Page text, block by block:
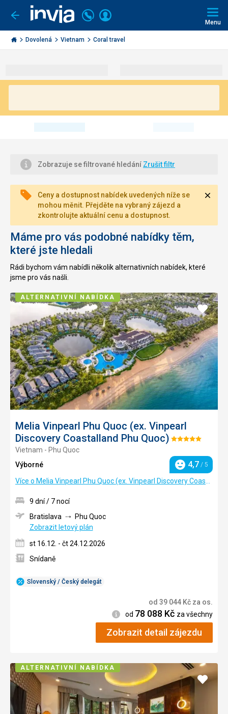
Jít
zpět
Invia.cz
Volejte
226
000
290
Přihlásit
Menu
Dovolená Vietnam Coral travel
Zobrazuje se filtrované hledání Zrušit filtr
Ceny a dostupnost nabídek uvedených níže se
mohou měnit. Přejděte na vybraný zájezd a
zkontrolujte aktuální cenu a dostupnost.
Máme pro vás podobné nabídky těm,
které jste hledali
Rádi bychom vám nabídli několik alternativních nabídek, které
jsme pro vás našli.
Melia Vinpearl Phu Quoc (ex. Vinpearl
Discovery Coastalland Phu Quoc) Hodnocení:
Vietnam - Phu Quoc
Výborné
Hodnocení
4,7 / 5
Přidat
do
Slovenský / Český delegát
9 dní / 7 nocí
Bratislava
Phu Quoc
Zobrazit letový plán
st 16.12. - čt 24.12.2026
Snídaně
od 39 044 Kč za os.
Informace
od 78 088 Kč za všechny
Zobrazit detail zájezdu
ALTERNATIVNÍ NABÍDKA
Přidat
ALTERNATIVNÍ NABÍDKA